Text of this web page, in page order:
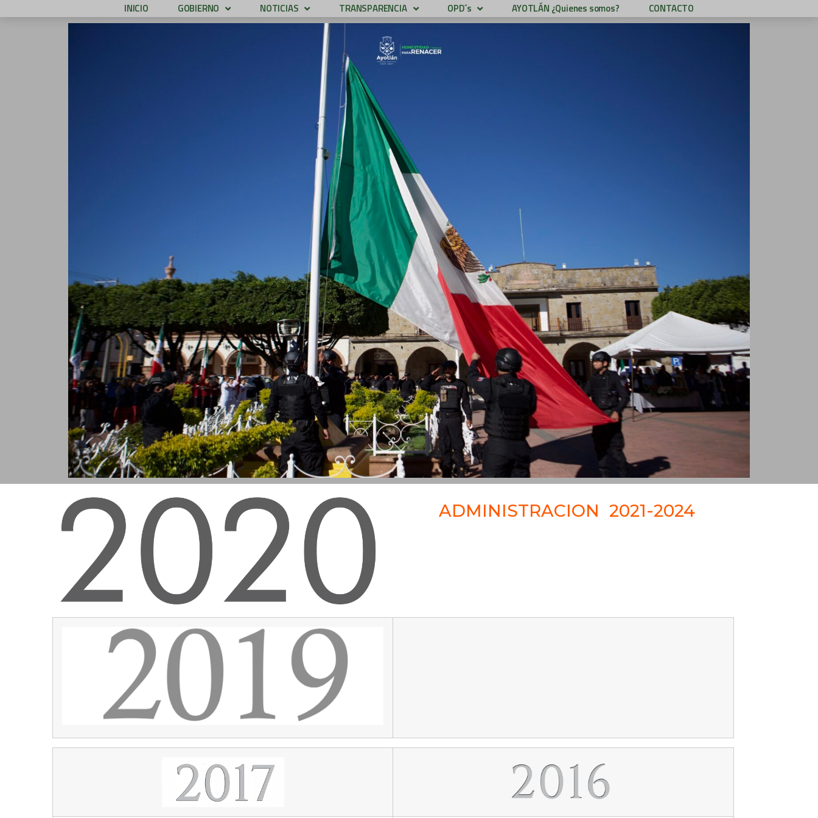
INICIO GOBIERNO NOTICIAS TRANSPARENCIA OPD´s AYOTLÁN ¿Quienes somos? CONTACTO
ADMINISTRACION 2021-2024